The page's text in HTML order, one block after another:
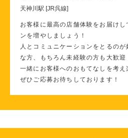
天神川駅 [JR呉線]
お客様に最高の店舗体験をお届け
ンを増やしましょう！
人とコミュニケーションをとるの
な方、もちろん未経験の方も大歓迎
一緒にお客様へのおもてなしを考え
ぜひご応募お待ちしております！